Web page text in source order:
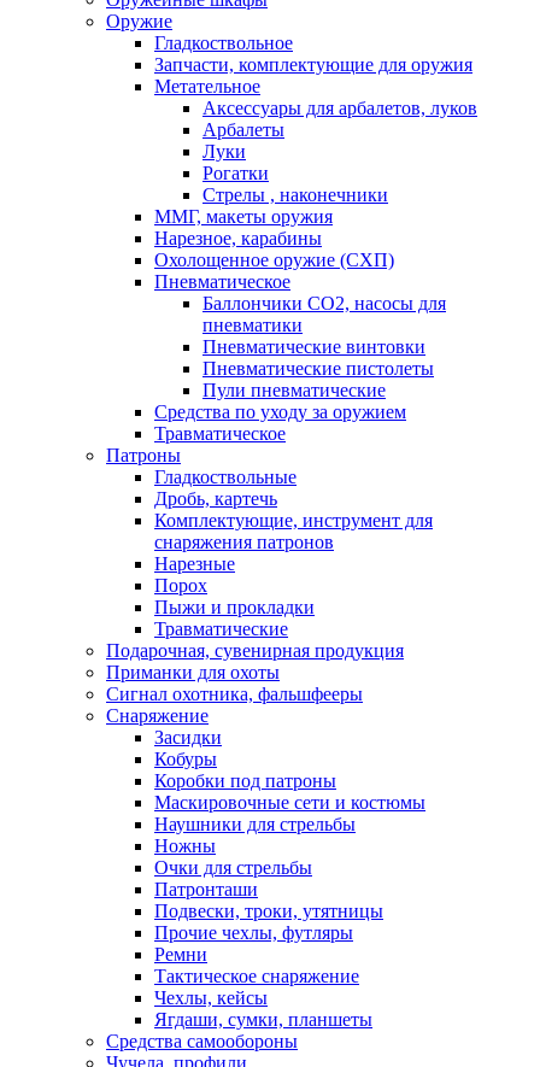
Оружие
Гладкоствольное
Запчасти, комплектующие для оружия
Метательное
Аксессуары для арбалетов, луков
Арбалеты
Луки
Рогатки
Стрелы , наконечники
ММГ, макеты оружия
Нарезное, карабины
Охолощенное оружие (СХП)
Пневматическое
Баллончики СО2, насосы для
пневматики
Пневматические винтовки
Пневматические пистолеты
Пули пневматические
Средства по уходу за оружием
Травматическое
Патроны
Гладкоствольные
Дробь, картечь
Комплектующие, инструмент для
снаряжения патронов
Нарезные
Порох
Пыжи и прокладки
Травматические
Подарочная, сувенирная продукция
Приманки для охоты
Сигнал охотника, фальшфееры
Снаряжение
Засидки
Кобуры
Коробки под патроны
Маскировочные сети и костюмы
Наушники для стрельбы
Ножны
Очки для стрельбы
Патронташи
Подвески, троки, утятницы
Прочие чехлы, футляры
Ремни
Тактическое снаряжение
Чехлы, кейсы
Ягдаши, сумки, планшеты
Средства самообороны
Чучела, профили